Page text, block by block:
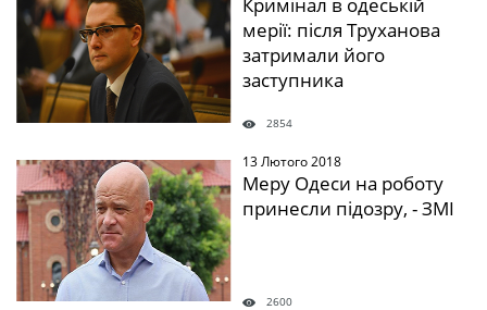
мерії: після Труханова
затримали його
заступника
2854
" /> 13 Лютого 2018
Меру Одеси на роботу
принесли підозру, - ЗМІ
2600